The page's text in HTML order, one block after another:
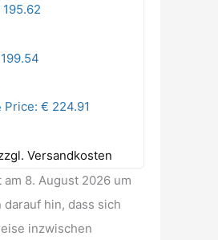
Price: € 224.91
Versandkosten
8. August 2026 um
hin, dass sich
inzwischen